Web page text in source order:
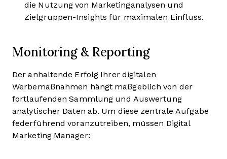
die Nutzung von Marketinganalysen und
Zielgruppen-Insights für maximalen Einfluss.
Monitoring & Reporting
Der anhaltende Erfolg Ihrer digitalen
Werbemaßnahmen hängt maßgeblich von der
fortlaufenden Sammlung und Auswertung
analytischer Daten ab. Um diese zentrale Aufgabe
federführend voranzutreiben, müssen Digital
Marketing Manager: